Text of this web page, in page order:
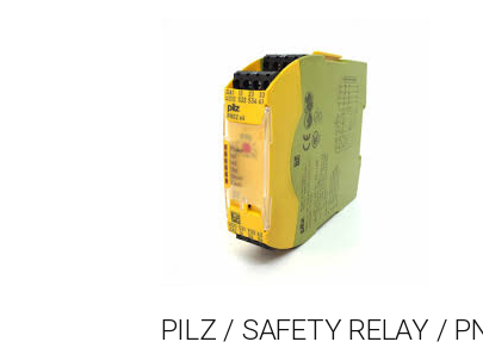
PILZ / SAFETY RELAY /